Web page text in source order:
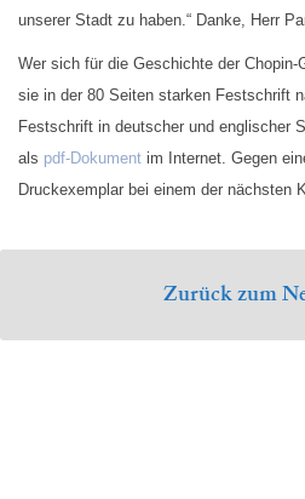
unserer Stadt zu haben.“ Danke, Herr
Wer sich für die Geschichte der
sie in der 80 Seiten starken Festschrift
Festschrift in deutscher und englischer
als pdf-Dokument im Internet. Gegen
Druckexemplar bei einem der nächsten
Zurück zum